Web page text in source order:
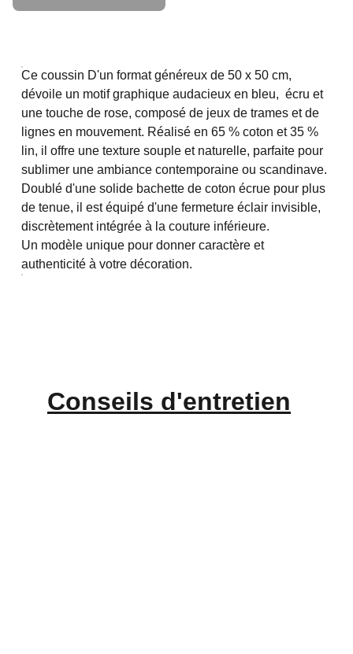
Ce coussin D'un format généreux de 50 x 50 cm,
dévoile un motif graphique audacieux en bleu, écru et
une touche de rose, composé de jeux de trames et de
lignes en mouvement. Réalisé en 65 % coton et 35 %
lin, il offre une texture souple et naturelle, parfaite pour
sublimer une ambiance contemporaine ou scandinave.
Doublé d'une solide bachette de coton écrue pour plus
de tenue, il est équipé d'une fermeture éclair invisible,
discrètement intégrée à la couture inférieure.
Un modèle unique pour donner caractère et
authenticité à votre décoration.
Conseils d'entretien